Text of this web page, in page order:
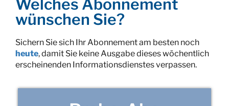
Welches Abonnement
wünschen Sie?
Sichern Sie sich Ihr Abonnement am besten noch
heute, damit Sie keine Ausgabe dieses wöchentlich
erscheinenden Informationsdienstes verpassen.